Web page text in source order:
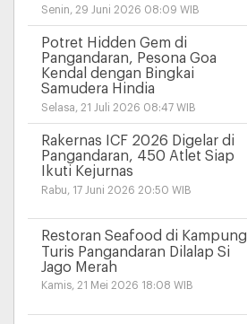
Senin, 29 Juni 2026 08:09 WIB
Potret Hidden Gem di
Pangandaran, Pesona Goa
Kendal dengan Bingkai
Samudera Hindia
Selasa, 21 Juli 2026 08:47 WIB
Rakernas ICF 2026 Digelar di
Pangandaran, 450 Atlet Siap
Ikuti Kejurnas
Rabu, 17 Juni 2026 20:50 WIB
Restoran Seafood di Kampung
Turis Pangandaran Dilalap Si
Jago Merah
Kamis, 21 Mei 2026 18:08 WIB